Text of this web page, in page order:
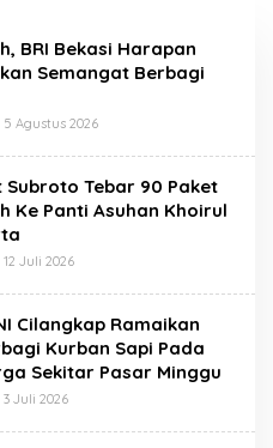
BRI Bekasi Harapan
Semangat Berbagi
5 Agustus 2026Oleh
Subroto Tebar 90 Paket
Ke Panti Asuhan Khoirul
12 Juli 2026Oleh
Cilangkap Ramaikan
Kurban Sapi Pada
Sekitar Pasar Minggu
3 Juli 2026Oleh